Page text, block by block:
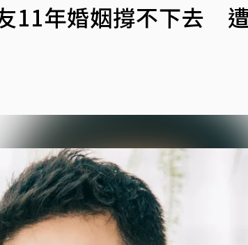
11年婚姻撐不下去